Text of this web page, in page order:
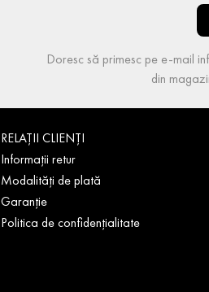
Doresc să primesc pe e-mail
din
RELAȚII CLIENȚI
Informații retur
Modalități de plată
Garanție
Politica de confidențialitate